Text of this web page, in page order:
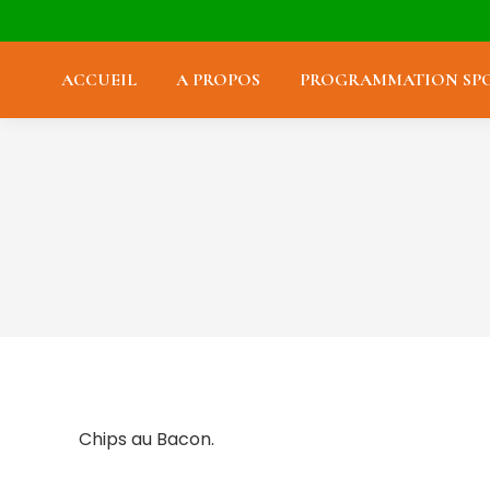
ACCUEIL A PROPOS PROGRAMMATION
Chips au Bacon.